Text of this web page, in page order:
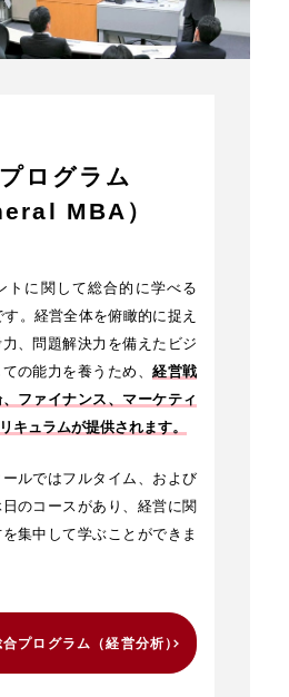
ログラム
MBA）
トに関して総合的に学べる
。経営全体を俯瞰的に捉え
、問題解決力を備えたビジ
の能力を養うため、経営戦
ファイナンス、マーケティ
キュラムが提供されます。
ルではフルタイム、および
のコースがあり、経営に関
集中して学ぶことができま
プログラム（経営分析）